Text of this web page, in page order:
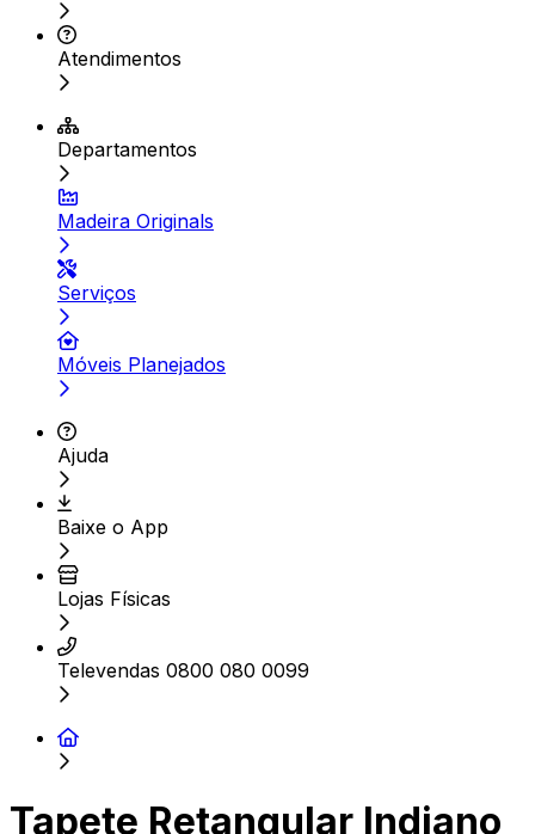
Atendimentos
Departamentos
Madeira Originals
Serviços
Móveis Planejados
Ajuda
Baixe o App
Lojas Físicas
Televendas 0800 080 0099
Tapete Retangular Indiano